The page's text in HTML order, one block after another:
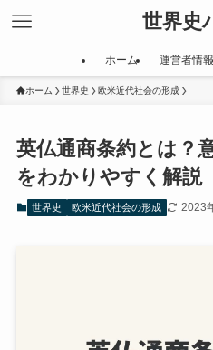
世界史
ホーム 運営者情報
ホーム 世界史 欧米近代社会の形成
英仏通商条約とは？
をわかりやすく解説
世界史 欧米近代社会の形成 2023